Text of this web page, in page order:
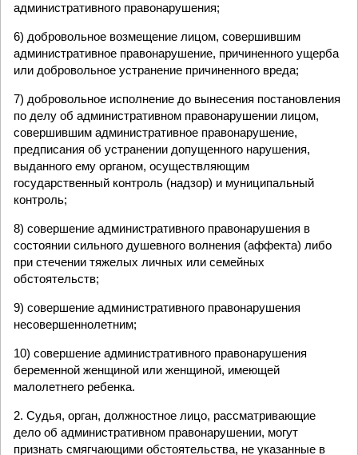
административного правонарушения;
6) добровольное возмещение лицом, совершившим
административное правонарушение, причиненного ущерба
или добровольное устранение причиненного вреда;
7) добровольное исполнение до вынесения постановления
по делу об административном правонарушении лицом,
совершившим административное правонарушение,
предписания об устранении допущенного нарушения,
выданного ему органом, осуществляющим
государственный контроль (надзор) и муниципальный
контроль;
8) совершение административного правонарушения в
состоянии сильного душевного волнения (аффекта) либо
при стечении тяжелых личных или семейных
обстоятельств;
9) совершение административного правонарушения
несовершеннолетним;
10) совершение административного правонарушения
беременной женщиной или женщиной, имеющей
малолетнего ребенка.
2. Судья, орган, должностное лицо, рассматривающие
дело об административном правонарушении, могут
признать смягчающими обстоятельства, не указанные в